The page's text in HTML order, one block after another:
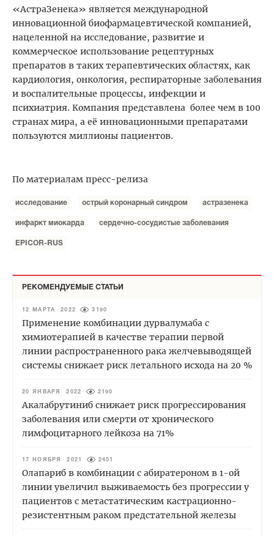
«АстраЗенека» является международной
инновационной биофармацевтической компанией,
нацеленной на исследование, развитие и
коммерческое использование рецептурных
препаратов в таких терапевтических областях, как
кардиология, онкология, респираторные заболевания
и воспалительные процессы, инфекции и
психиатрия. Компания представлена более чем в 100
странах мира, а её инновационными препаратами
пользуются миллионы пациентов.
По материалам пресс-релиза
исследование острый коронарный синдром астразенека
инфаркт миокарда сердечно-сосудистые заболевания
EPICOR-RUS
РЕКОМЕНДУЕМЫЕ СТАТЬИ
12 МАРТА 2022 3190
Применение комбинации дурвалумаба с
химиотерапией в качестве терапии первой
линии распространенного рака желчевыводящей
системы снижает риск летального исхода на 20 %
20 ЯНВАРЯ 2022 2190
Акалабрутиниб снижает риск прогрессирования
заболевания или смерти от хронического
лимфоцитарного лейкоза на 71%
17 НОЯБРЯ 2021 2451
Олапариб в комбинации с абиратероном в 1-ой
линии увеличил выживаемость без прогрессии у
пациентов с метастатическим кастрационно-
резистентным раком предстательной железы